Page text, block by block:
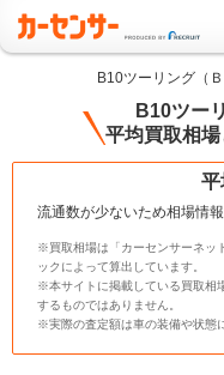
B10ツーリング（
B10ツー
平均買取相
平
流通数が少ないため相場情
※買取相場は「カーセンサーネッ
ックによって算出しています。
※本サイトに掲載している買取相
するものではありません。
※実際の査定額は車の装備や状態